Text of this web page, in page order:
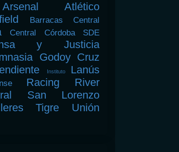
Arsenal
Atlético
Barracas Central
Central Córdoba SDE
y Justicia
Godoy Cruz
Instituto
Lanús
Racing
River
San Lorenzo
Tigre
Unión